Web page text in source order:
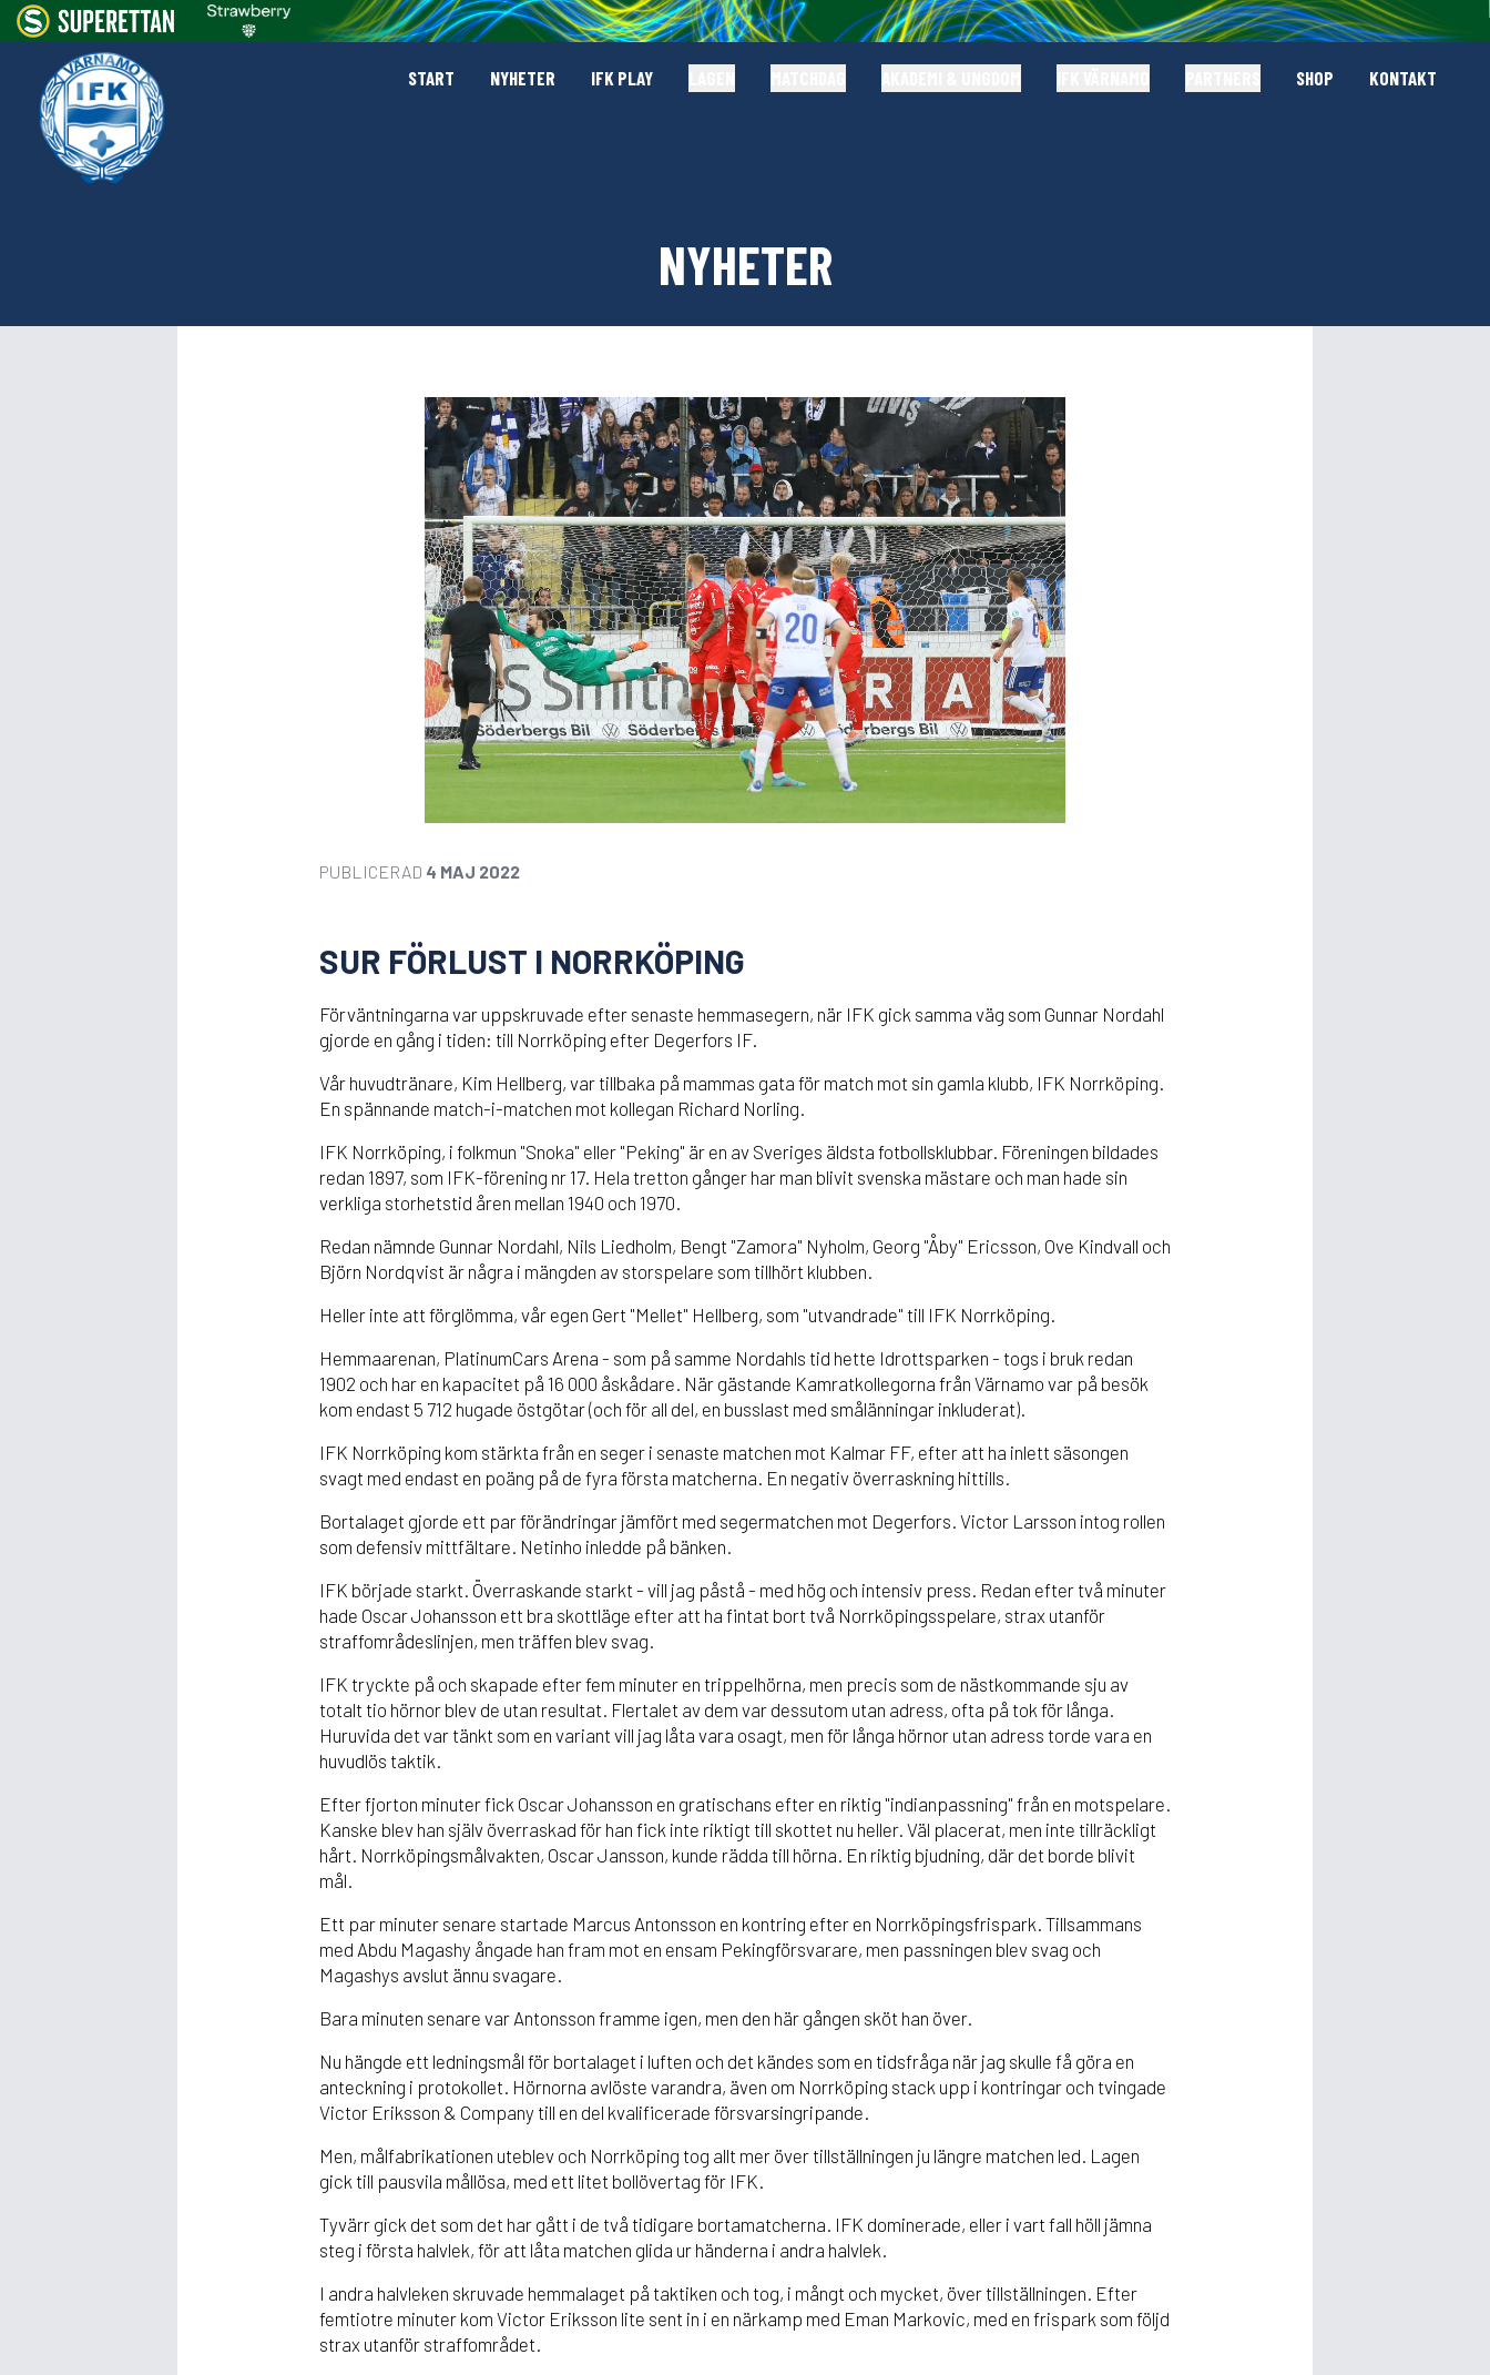
START NYHETER IFK PLAY SHOP KONTAKT
NYHETER
PUBLICERAD 4 MAJ 2022
SUR FÖRLUST I NORRKÖPING
Förväntningarna var uppskruvade efter senaste hemmasegern, när IFK gick samma väg som Gunnar Nordahl
gjorde en gång i tiden: till Norrköping efter Degerfors IF.
Vår huvudtränare, Kim Hellberg, var tillbaka på mammas gata för match mot sin gamla klubb, IFK Norrköping.
En spännande match-i-matchen mot kollegan Richard Norling.
IFK Norrköping, i folkmun "Snoka" eller "Peking" är en av Sveriges äldsta fotbollsklubbar. Föreningen bildades
redan 1897, som IFK-förening nr 17. Hela tretton gånger har man blivit svenska mästare och man hade sin
verkliga storhetstid åren mellan 1940 och 1970.
Redan nämnde Gunnar Nordahl, Nils Liedholm, Bengt "Zamora" Nyholm, Georg "Åby" Ericsson, Ove Kindvall och
Björn Nordqvist är några i mängden av storspelare som tillhört klubben.
Heller inte att förglömma, vår egen Gert "Mellet" Hellberg, som "utvandrade" till IFK Norrköping.
Hemmaarenan, PlatinumCars Arena - som på samme Nordahls tid hette Idrottsparken - togs i bruk redan
1902 och har en kapacitet på 16 000 åskådare. När gästande Kamratkollegorna från Värnamo var på besök
kom endast 5 712 hugade östgötar (och för all del, en busslast med smålänningar inkluderat).
IFK Norrköping kom stärkta från en seger i senaste matchen mot Kalmar FF, efter att ha inlett säsongen
svagt med endast en poäng på de fyra första matcherna. En negativ överraskning hittills.
Bortalaget gjorde ett par förändringar jämfört med segermatchen mot Degerfors. Victor Larsson intog rollen
som defensiv mittfältare. Netinho inledde på bänken.
IFK började starkt. Överraskande starkt - vill jag påstå - med hög och intensiv press. Redan efter två minuter
hade Oscar Johansson ett bra skottläge efter att ha fintat bort två Norrköpingsspelare, strax utanför
straffområdeslinjen, men träffen blev svag.
IFK tryckte på och skapade efter fem minuter en trippelhörna, men precis som de nästkommande sju av
totalt tio hörnor blev de utan resultat. Flertalet av dem var dessutom utan adress, ofta på tok för långa.
Huruvida det var tänkt som en variant vill jag låta vara osagt, men för långa hörnor utan adress torde vara en
huvudlös taktik.
Efter fjorton minuter fick Oscar Johansson en gratischans efter en riktig "indianpassning" från en motspelare.
Kanske blev han själv överraskad för han fick inte riktigt till skottet nu heller. Väl placerat, men inte tillräckligt
hårt. Norrköpingsmålvakten, Oscar Jansson, kunde rädda till hörna. En riktig bjudning, där det borde blivit
mål.
Ett par minuter senare startade Marcus Antonsson en kontring efter en Norrköpingsfrispark. Tillsammans
med Abdu Magashy ångade han fram mot en ensam Pekingförsvarare, men passningen blev svag och
Magashys avslut ännu svagare.
Bara minuten senare var Antonsson framme igen, men den här gången sköt han över.
Nu hängde ett ledningsmål för bortalaget i luften och det kändes som en tidsfråga när jag skulle få göra en
anteckning i protokollet. Hörnorna avlöste varandra, även om Norrköping stack upp i kontringar och tvingade
Victor Eriksson & Company till en del kvalificerade försvarsingripande.
Men, målfabrikationen uteblev och Norrköping tog allt mer över tillställningen ju längre matchen led. Lagen
gick till pausvila mållösa, med ett litet bollövertag för IFK.
Tyvärr gick det som det har gått i de två tidigare bortamatcherna. IFK dominerade, eller i vart fall höll jämna
steg i första halvlek, för att låta matchen glida ur händerna i andra halvlek.
I andra halvleken skruvade hemmalaget på taktiken och tog, i mångt och mycket, över tillställningen. Efter
femtiotre minuter kom Victor Eriksson lite sent in i en närkamp med Eman Markovic, med en frispark som följd
strax utanför straffområdet.